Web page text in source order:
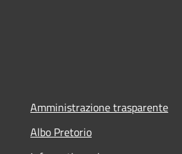
Amministrazione trasparente
Albo Pretorio